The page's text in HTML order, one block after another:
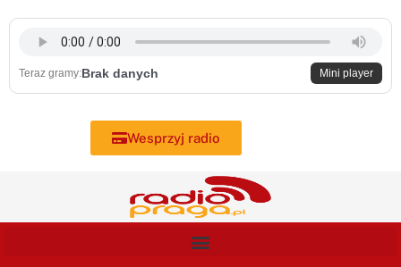
content
Teraz gramy:Brak danych Mini player
Wesprzyj radio